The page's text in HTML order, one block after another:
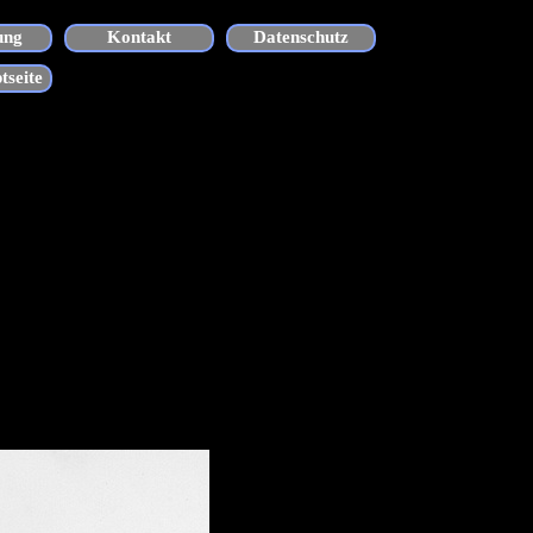
Kontakt Datenschutz